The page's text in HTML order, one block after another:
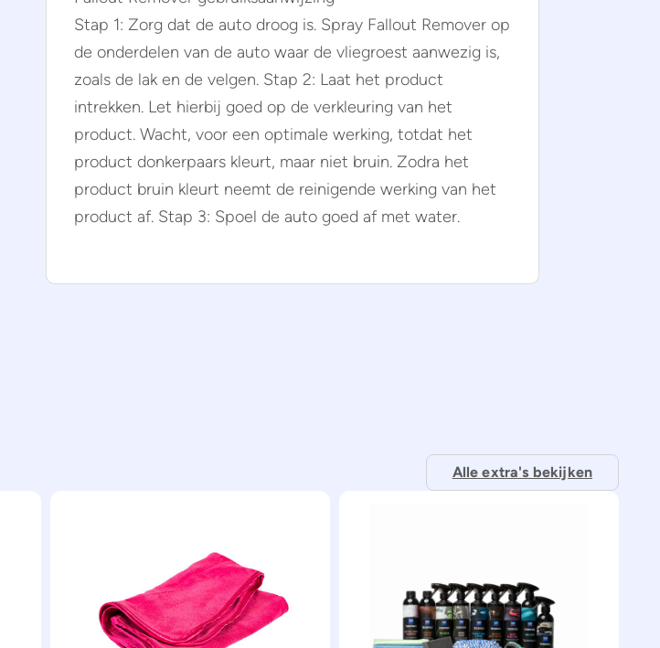
Stap 1: Zorg dat de auto droog is. Spray Fallout Remover op
de onderdelen van de auto waar de vliegroest aanwezig is,
zoals de lak en de velgen. Stap 2: Laat het product
intrekken. Let hierbij goed op de verkleuring van het
product. Wacht, voor een optimale werking, totdat het
product donkerpaars kleurt, maar niet bruin. Zodra het
product bruin kleurt neemt de reinigende werking van het
product af. Stap 3: Spoel de auto goed af met water.
Alle extra's bekijken